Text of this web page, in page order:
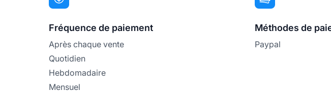
Fréquence de paiement
Après chaque vente
Quotidien
Hebdomadaire
Mensuel
Méthodes de
Paypal